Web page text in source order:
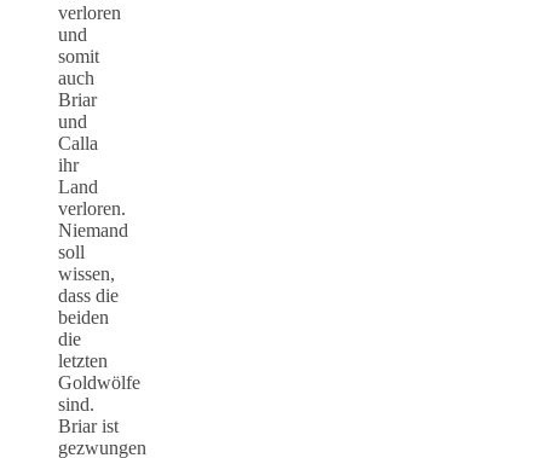
verloren
und
somit
auch
Briar
und
Calla
ihr
Land
verloren.
Niemand
soll
wissen,
dass die
beiden
die
letzten
Goldwölfe
sind.
Briar ist
gezwungen